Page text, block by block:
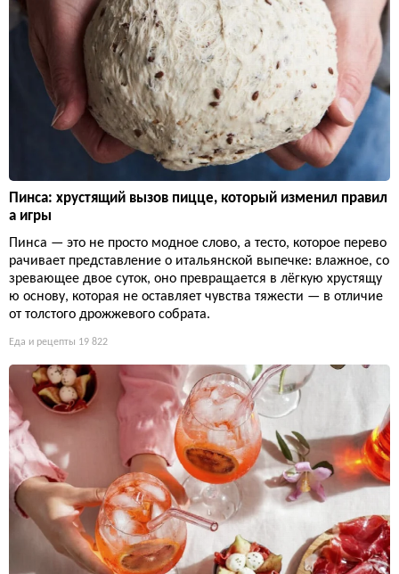
Пинса: хрустящий вызов пицце, который изменил правил
а игры
Пинса — это не просто модное слово, а тесто, которое перево
рачивает представление о итальянской выпечке: влажное, со
зревающее двое суток, оно превращается в лёгкую хрустящу
ю основу, которая не оставляет чувства тяжести — в отличие
от толстого дрожжевого собрата.
Еда и рецепты 19 822